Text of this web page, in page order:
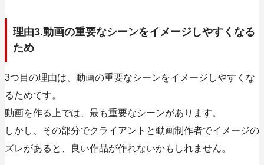
理由3.動画の重要なシーンをイメージしやすくなる
ため
3つ目の理由は、動画の重要なシーンをイメージしやすくな
るためです。
動画を作る上では、最も重要なシーンがあります。
しかし、その部分でクライアントと動画制作者でイメージの
ズレがあると、良い作品が作れないかもしれません。